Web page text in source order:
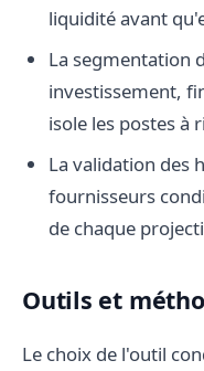
liquidité avant
La segmentation
investissement,
isole les postes à
La validation des
fournisseurs
de chaque
Outils et
Le choix de l'outil